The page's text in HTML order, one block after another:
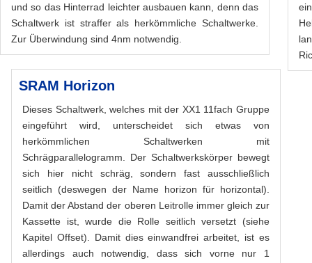
und so das Hinterrad leichter ausbauen kann, denn das
Schaltwerk ist straffer als herkömmliche Schaltwerke.
Zur Überwindung sind 4nm notwendig.
SRAM Horizon
Dieses Schaltwerk, welches mit der XX1 11fach Gruppe
eingeführt wird, unterscheidet sich etwas von
herkömmlichen Schaltwerken mit
Schrägparallelogramm. Der Schaltwerkskörper bewegt
sich hier nicht schräg, sondern fast ausschließlich
seitlich (deswegen der Name horizon für horizontal).
Damit der Abstand der oberen Leitrolle immer gleich zur
Kassette ist, wurde die Rolle seitlich versetzt (siehe
Kapitel Offset). Damit dies einwandfrei arbeitet, ist es
allerdings auch notwendig, dass sich vorne nur 1